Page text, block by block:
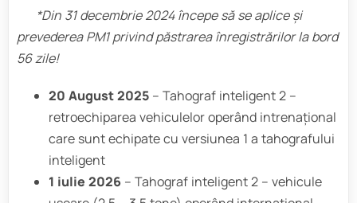
*Din 31 decembrie 2024 începe să se aplice și
prevederea PM1 privind păstrarea înregistrărilor la bord
56 zile!
20 August 2025 – Tahograf inteligent 2 –
retroechiparea vehiculelor operând intrenațional
care sunt echipate cu versiunea 1 a tahografului
inteligent
1 iulie 2026 – Tahograf inteligent 2 – vehicule